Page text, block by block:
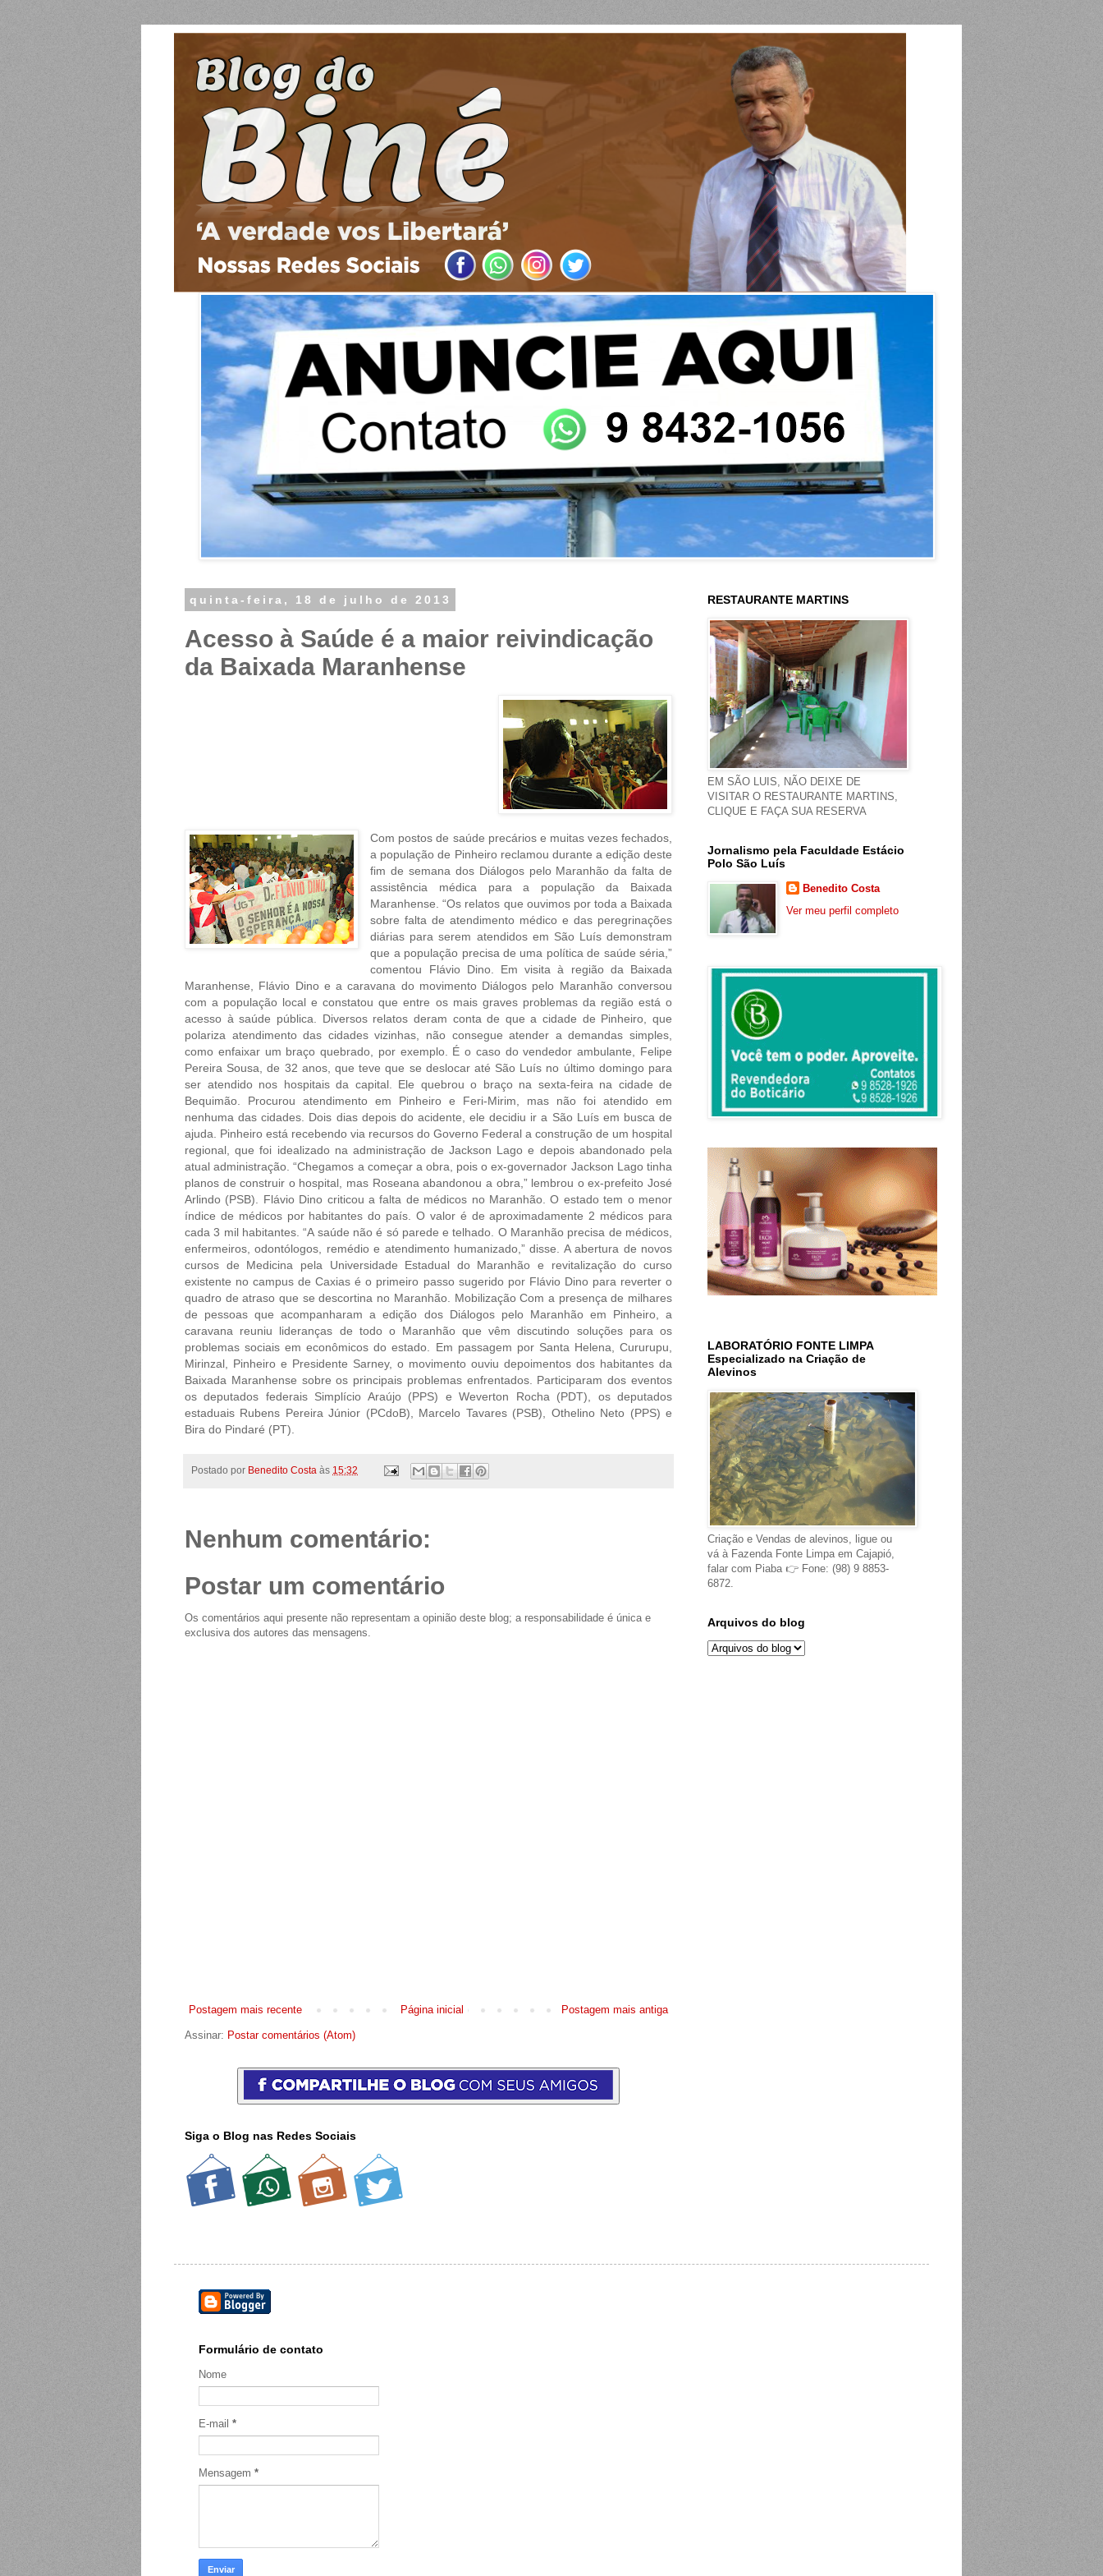
quinta-feira, 18 de julho de 2013
Acesso à Saúde é a maior reivindicação
da Baixada Maranhense
Com postos de saúde precários e muitas vezes fechados,
a população de Pinheiro reclamou durante a edição deste
fim de semana dos Diálogos pelo Maranhão da falta de
assistência médica para a população da Baixada
Maranhense. “Os relatos que ouvimos por toda a Baixada
sobre falta de atendimento médico e das peregrinações
diárias para serem atendidos em São Luís demonstram
que a população precisa de uma política de saúde séria,”
comentou Flávio Dino. Em visita à região da Baixada
Maranhense, Flávio Dino e a caravana do movimento Diálogos pelo Maranhão conversou
com a população local e constatou que entre os mais graves problemas da região está o
acesso à saúde pública. Diversos relatos deram conta de que a cidade de Pinheiro, que
polariza atendimento das cidades vizinhas, não consegue atender a demandas simples,
como enfaixar um braço quebrado, por exemplo. É o caso do vendedor ambulante, Felipe
Pereira Sousa, de 32 anos, que teve que se deslocar até São Luís no último domingo para
ser atendido nos hospitais da capital. Ele quebrou o braço na sexta-feira na cidade de
Bequimão. Procurou atendimento em Pinheiro e Feri-Mirim, mas não foi atendido em
nenhuma das cidades. Dois dias depois do acidente, ele decidiu ir a São Luís em busca de
ajuda. Pinheiro está recebendo via recursos do Governo Federal a construção de um hospital
regional, que foi idealizado na administração de Jackson Lago e depois abandonado pela
atual administração. “Chegamos a começar a obra, pois o ex-governador Jackson Lago tinha
planos de construir o hospital, mas Roseana abandonou a obra,” lembrou o ex-prefeito José
Arlindo (PSB). Flávio Dino criticou a falta de médicos no Maranhão. O estado tem o menor
índice de médicos por habitantes do país. O valor é de aproximadamente 2 médicos para
cada 3 mil habitantes. “A saúde não é só parede e telhado. O Maranhão precisa de médicos,
enfermeiros, odontólogos, remédio e atendimento humanizado,” disse. A abertura de novos
cursos de Medicina pela Universidade Estadual do Maranhão e revitalização do curso
existente no campus de Caxias é o primeiro passo sugerido por Flávio Dino para reverter o
quadro de atraso que se descortina no Maranhão. Mobilização Com a presença de milhares
de pessoas que acompanharam a edição dos Diálogos pelo Maranhão em Pinheiro, a
caravana reuniu lideranças de todo o Maranhão que vêm discutindo soluções para os
problemas sociais em econômicos do estado. Em passagem por Santa Helena, Cururupu,
Mirinzal, Pinheiro e Presidente Sarney, o movimento ouviu depoimentos dos habitantes da
Baixada Maranhense sobre os principais problemas enfrentados. Participaram dos eventos
os deputados federais Simplício Araújo (PPS) e Weverton Rocha (PDT), os deputados
estaduais Rubens Pereira Júnior (PCdoB), Marcelo Tavares (PSB), Othelino Neto (PPS) e
Bira do Pindaré (PT).
Postado por Benedito Costa às 15:32
Nenhum comentário:
Postar um comentário
Os comentários aqui presente não representam a opinião deste blog; a responsabilidade é única e
exclusiva dos autores das mensagens.
Postagem mais recente Postagem mais antiga
Página inicial
Assinar: Postar comentários (Atom)
Siga o Blog nas Redes Sociais
RESTAURANTE MARTINS
EM SÃO LUIS, NÃO DEIXE DE
VISITAR O RESTAURANTE MARTINS,
CLIQUE E FAÇA SUA RESERVA
Jornalismo pela Faculdade Estácio
Polo São Luís
Benedito Costa
Ver meu perfil completo
LABORATÓRIO FONTE LIMPA
Especializado na Criação de
Alevinos
Criação e Vendas de alevinos, ligue ou
vá à Fazenda Fonte Limpa em Cajapió,
falar com Piaba 👉 Fone: (98) 9 8853-
6872.
Arquivos do blog
Formulário de contato
Nome
E-mail *
Mensagem *